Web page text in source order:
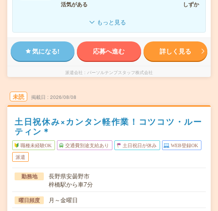
活気がある
しずか
もっと見る
気になる! 応募へ進む 詳しく見る
派遣会社 パーソルテンプスタッフ株式会社
未読 掲載日 2026/08/08
土日祝休み×カンタン軽作業！コツコツ・ルー
ティン＊
職種未経験OK 交通費別途支給あり 土日祝日が休み WEB登録OK
派遣
勤務地
長野県安曇野市
梓橋駅から車7分
曜日頻度 月～金曜日